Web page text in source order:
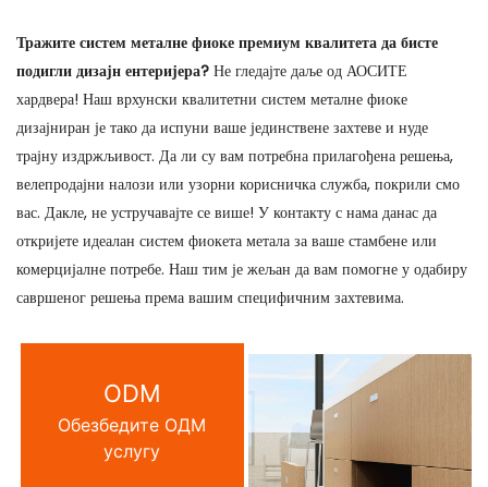
Тражите систем металне фиоке премиум квалитета да бисте
подигли дизајн ентеријера? Не гледајте даље од АОСИТЕ
хардвера! Наш врхунски квалитетни систем металне фиоке
дизајниран је тако да испуни ваше јединствене захтеве и нуде
трајну издржљивост. Да ли су вам потребна прилагођена решења,
велепродајни налози или узорни корисничка служба, покрили смо
вас. Дакле, не устручавајте се више! У контакту с нама данас да
откријете идеалан систем фиокета метала за ваше стамбене или
комерцијалне потребе. Наш тим је жељан да вам помогне у одабиру
савршеног решења према вашим специфичним захтевима.
ODM
Обезбедите ОДМ
услугу